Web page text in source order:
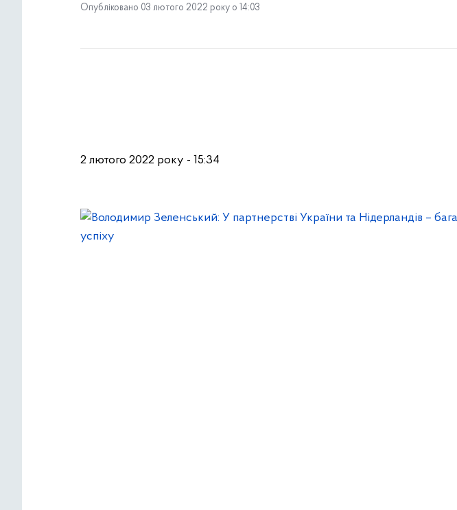
Опубліковано 03 лютого 2022 року о 14:03
2 лютого 2022 року - 15:34